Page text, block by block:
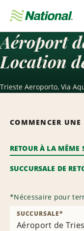
navigation
Aéroport
Location
Trieste Aeroporto, Via
COMMENCER UNE
RETOUR À LA MÊME
SUCCURSALE DE
*Nécessaire pour
Aéroport de
SUCCURSALE*